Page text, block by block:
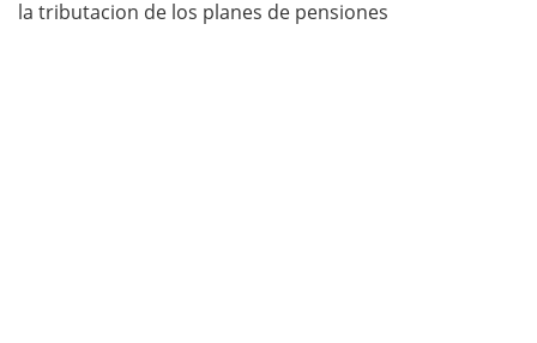
la tributacion de los planes de pensiones